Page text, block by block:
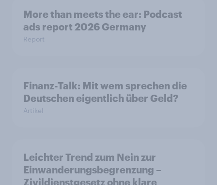
More than meets the ear: Podcast
ads report 2026 Germany
Report
Finanz-Talk: Mit wem sprechen die
Deutschen eigentlich über Geld?
Artikel
Leichter Trend zum Nein zur
Einwanderungsbegrenzung –
Zivildienstgesetz ohne klare